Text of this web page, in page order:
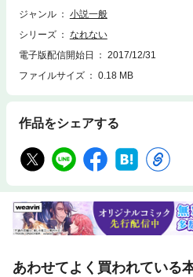
ジャンル
小説一般
シリーズ
なれない
電子版配信開始日
2017/12/31
ファイルサイズ
0.18 MB
作品をシェアする
あわせてよく買われている